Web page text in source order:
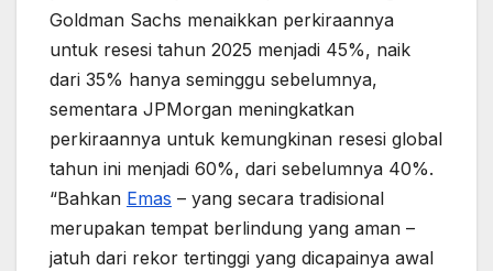
Goldman Sachs menaikkan perkiraannya
untuk resesi tahun 2025 menjadi 45%, naik
dari 35% hanya seminggu sebelumnya,
sementara JPMorgan meningkatkan
perkiraannya untuk kemungkinan resesi global
tahun ini menjadi 60%, dari sebelumnya 40%.
“Bahkan Emas – yang secara tradisional
merupakan tempat berlindung yang aman –
jatuh dari rekor tertinggi yang dicapainya awal